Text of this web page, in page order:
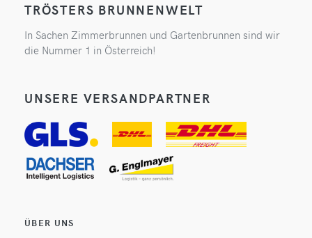
TRÖSTERS BRUNNENWELT
In Sachen Zimmerbrunnen und Gartenbrunnen sind wir
die Nummer 1 in Österreich!
UNSERE VERSANDPARTNER
ÜBER UNS